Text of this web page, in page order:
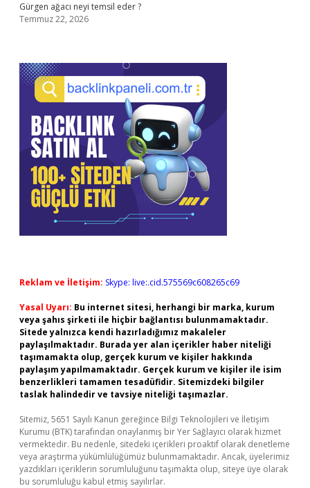
Gürgen ağacı neyi temsil eder ?
Temmuz 22, 2026
Reklam ve İletişim: Skype: live:.cid.575569c608265c69
Yasal Uyarı: Bu internet sitesi, herhangi bir marka, kurum
veya şahıs şirketi ile hiçbir bağlantısı bulunmamaktadır.
Sitede yalnızca kendi hazırladığımız makaleler
paylaşılmaktadır. Burada yer alan içerikler haber niteliği
taşımamakta olup, gerçek kurum ve kişiler hakkında
paylaşım yapılmamaktadır. Gerçek kurum ve kişiler ile isim
benzerlikleri tamamen tesadüfidir. Sitemizdeki bilgiler
taslak halindedir ve tavsiye niteliği taşımazlar.
Sitemiz, 5651 Sayılı Kanun gereğince Bilgi Teknolojileri ve İletişim
Kurumu (BTK) tarafından onaylanmış bir Yer Sağlayıcı olarak hizmet
vermektedir. Bu nedenle, sitedeki içerikleri proaktif olarak denetleme
veya araştırma yükümlülüğümüz bulunmamaktadır. Ancak, üyelerimiz
yazdıkları içeriklerin sorumluluğunu taşımakta olup, siteye üye olarak
bu sorumluluğu kabul etmiş sayılırlar.